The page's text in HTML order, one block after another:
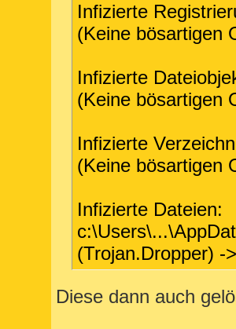
Infizierte
(Keine bösartigen
Infizierte
(Keine bösartigen
Infizierte
(Keine bösartigen
Infizierte Dateien:
(Trojan.Dropper) -
Diese dann auch